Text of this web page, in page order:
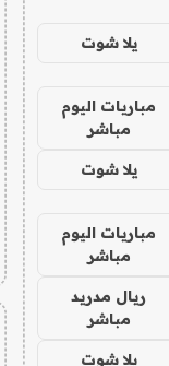
يلا شوت
مباريات اليوم
مباشر
يلا شوت
مباريات اليوم
مباشر
ريال مدريد
مباشر
يلا شوت